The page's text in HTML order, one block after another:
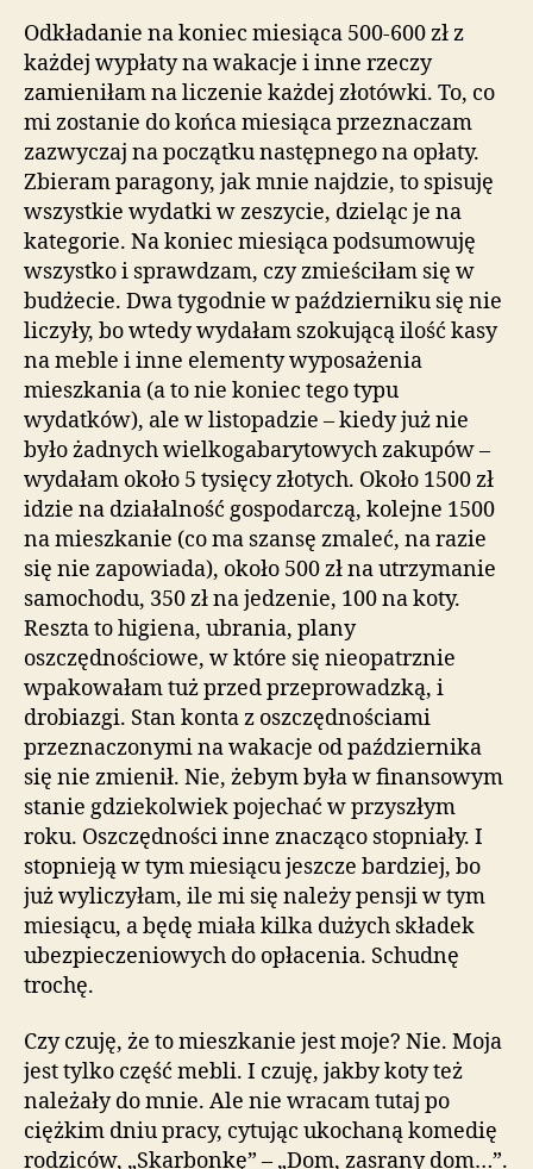
Odkładanie na koniec miesiąca 500-600 zł z
każdej wypłaty na wakacje i inne rzeczy
zamieniłam na liczenie każdej złotówki. To, co
mi zostanie do końca miesiąca przeznaczam
zazwyczaj na początku następnego na opłaty.
Zbieram paragony, jak mnie najdzie, to spisuję
wszystkie wydatki w zeszycie, dzieląc je na
kategorie. Na koniec miesiąca podsumowuję
wszystko i sprawdzam, czy zmieściłam się w
budżecie. Dwa tygodnie w październiku się nie
liczyły, bo wtedy wydałam szokującą ilość kasy
na meble i inne elementy wyposażenia
mieszkania (a to nie koniec tego typu
wydatków), ale w listopadzie – kiedy już nie
było żadnych wielkogabarytowych zakupów –
wydałam około 5 tysięcy złotych. Około 1500 zł
idzie na działalność gospodarczą, kolejne 1500
na mieszkanie (co ma szansę zmaleć, na razie
się nie zapowiada), około 500 zł na utrzymanie
samochodu, 350 zł na jedzenie, 100 na koty.
Reszta to higiena, ubrania, plany
oszczędnościowe, w które się nieopatrznie
wpakowałam tuż przed przeprowadzką, i
drobiazgi. Stan konta z oszczędnościami
przeznaczonymi na wakacje od października
się nie zmienił. Nie, żebym była w finansowym
stanie gdziekolwiek pojechać w przyszłym
roku. Oszczędności inne znacząco stopniały. I
stopnieją w tym miesiącu jeszcze bardziej, bo
już wyliczyłam, ile mi się należy pensji w tym
miesiącu, a będę miała kilka dużych składek
ubezpieczeniowych do opłacenia. Schudnę
trochę.
Czy czuję, że to mieszkanie jest moje? Nie. Moja
jest tylko część mebli. I czuję, jakby koty też
należały do mnie. Ale nie wracam tutaj po
ciężkim dniu pracy, cytując ukochaną komedię
rodziców, „Skarbonkę” – „Dom, zasrany dom…”.